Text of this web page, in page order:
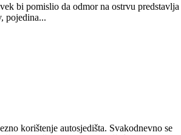
bi pomislio da odmor na ostrvu predstavlja
pojedina...
korištenje autosjedišta. Svakodnevno se